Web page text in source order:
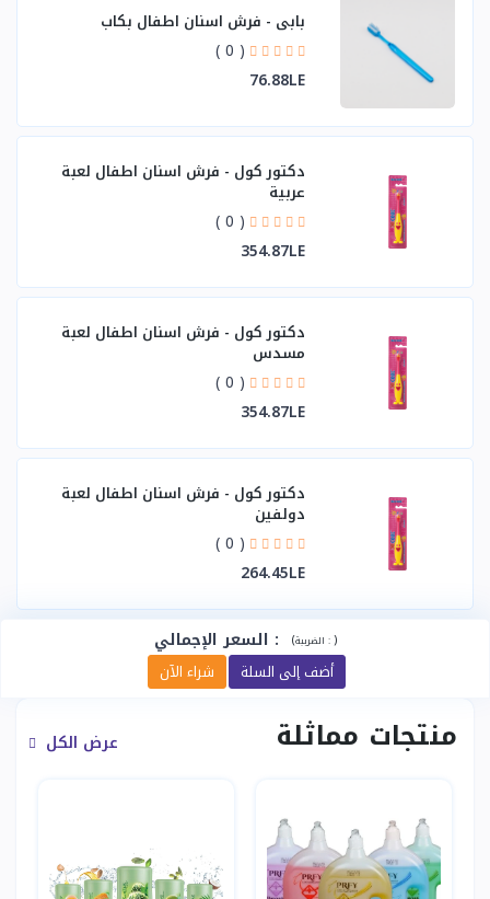
بابي - فرش اسنان اطفال بكاب
( 0 )
76.88LE
دكتور كول - فرش اسنان اطفال لعبة
عربية
( 0 )
354.87LE
دكتور كول - فرش اسنان اطفال لعبة
مسدس
( 0 )
354.87LE
دكتور كول - فرش اسنان اطفال لعبة
دولفين
( 0 )
264.45LE
السعر الإجمالي : ( الضريبة :)
شراء الآن أضف إلى السلة
منتجات مماثلة عرض الكل